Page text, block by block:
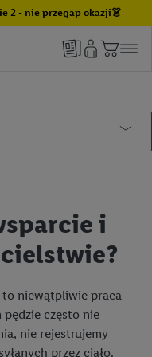
2 - nie przegap okazji👗
i
to niewątpliwie praca
pędzie często nie
nie rejestrujemy
przez ciało.